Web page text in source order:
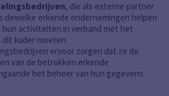
, die als externe partner
dewelke erkende ondernemingen helpen
hun activiteiten in verband met het
dit kader moeten
ervoor zorgen dat ze de
van de betrokken erkende
het beheer van hun gegevens.